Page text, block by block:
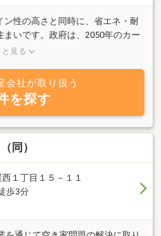
性の高さと同時に、省エネ・耐
いです。政府は、2050年のカー
エネ基準を段階的に引き上げる
。イニハンスでは未来の住宅基
性、気密性にこだわった工法や
計に重きを置いています。現状
心・安全な暮らしを求めて、さ
まいります。
と見る
会社が取り扱う
を探す
同）
１丁目１５－１１
歩3分